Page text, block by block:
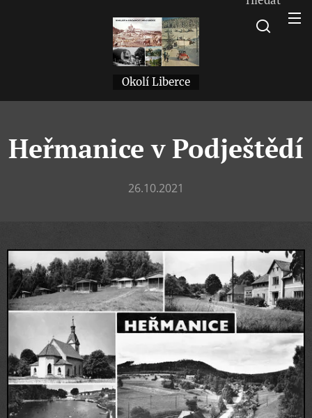
Okolí Liberce
Heřmanice v Podještědí
26.10.2021